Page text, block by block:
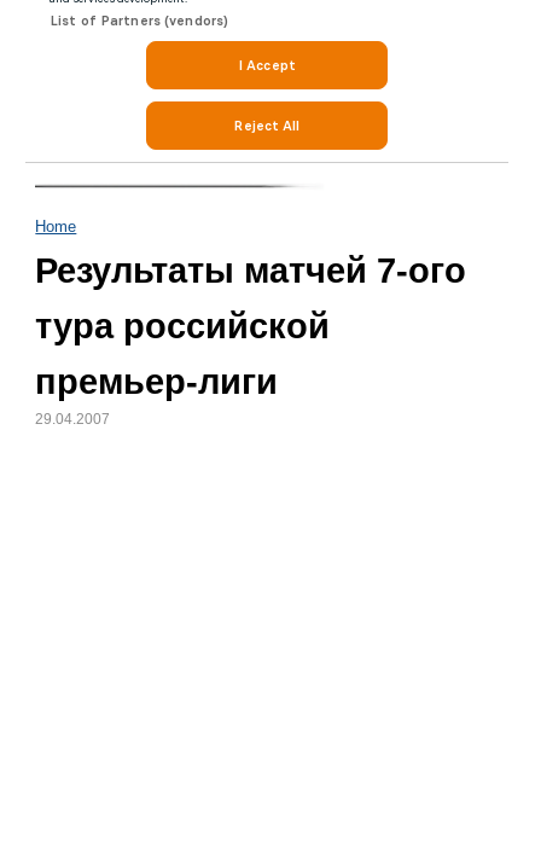
Home
Результаты матчей 7-ого
тура российской
премьер-лиги
29.04.2007